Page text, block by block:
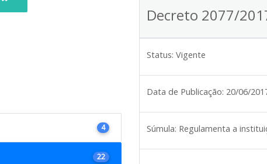
4
22
Decreto 2077/
Status: Vigente
Data de Publicação: 20/06/
Súmula: Regulamenta a